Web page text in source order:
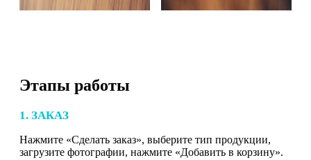
Этапы работы
1. ЗАКАЗ
Нажмите «Сделать заказ», выберите тип продукции,
загрузите фотографии, нажмите «Добавить в корзину».